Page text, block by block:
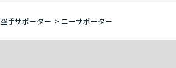
空手サポーター > ニーサポーター